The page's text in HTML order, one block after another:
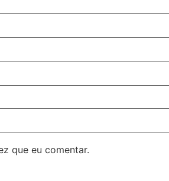
que eu comentar.